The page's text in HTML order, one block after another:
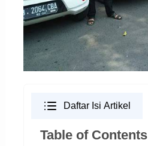
Daftar Isi Artikel
Table of Contents